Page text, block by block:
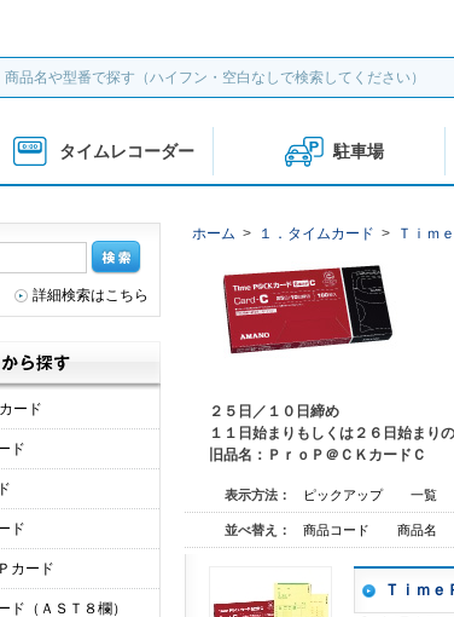
タイムレコーダー 駐車場
ホーム > １．タイムカード > Ｔｉｍ
２５日／１０日締め
１１日始まりもしくは２６日始まり
旧品名：ＰｒｏＰ＠ＣＫカードＣ
表示方法： ピックアップ 一覧
並べ替え： 商品コード 商品名
Ｔｉｍｅ
詳細検索はこちら
ード
ド
ド
カード
ド（ＡＳＴ８欄）